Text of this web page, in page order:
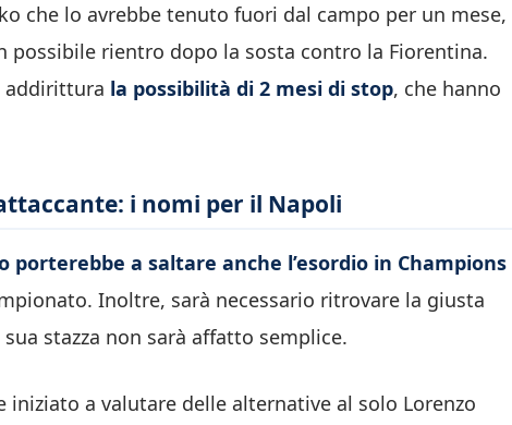
che lo avrebbe tenuto fuori dal campo per un mese,
possibile rientro dopo la sosta contro la Fiorentina.
addirittura la possibilità di 2 mesi di stop, che hanno
i nomi per il Napoli
porterebbe a saltare anche l’esordio in Champions
Inoltre, sarà necessario ritrovare la giusta
stazza non sarà affatto semplice.
iniziato a valutare delle alternative al solo Lorenzo